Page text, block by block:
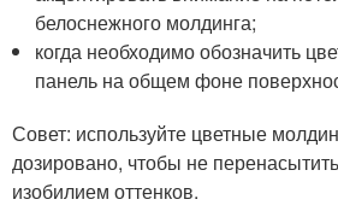
белоснежного молдинга;
когда необходимо обозначить
панель на общем фоне
Совет: используйте цветные
дозировано, чтобы не
изобилием оттенков.